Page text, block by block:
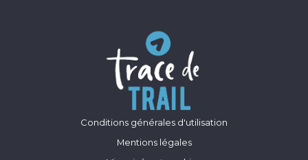
Conditions générales d'utilisation
Mentions légales